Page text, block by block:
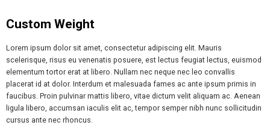
Custom Weight
Lorem ipsum dolor sit amet, consectetur adipiscing elit. Mauris
scelerisque, risus eu venenatis posuere, est lectus feugiat lectus, euismod
elementum tortor erat at libero. Nullam nec neque nec leo convallis
placerat id at dolor. Interdum et malesuada fames ac ante ipsum primis in
faucibus. Proin pulvinar mattis libero, vitae dictum velit aliquam ac. Aenean
ligula libero, accumsan iaculis elit ac, tempor semper nibh nunc sollicitudin
cursus ante nec rhoncus.